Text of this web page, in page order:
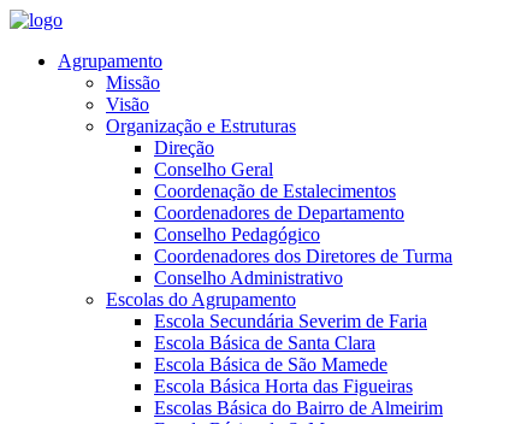
Agrupamento
Missão
Visão
Organização e Estruturas
Direção
Conselho Geral
Coordenação de Estalecimentos
Coordenadores de Departamento
Conselho Pedagógico
Coordenadores dos Diretores de Turma
Conselho Administrativo
Escolas do Agrupamento
Escola Secundária Severim de Faria
Escola Básica de Santa Clara
Escola Básica de São Mamede
Escola Básica Horta das Figueiras
Escolas Básica do Bairro de Almeirim